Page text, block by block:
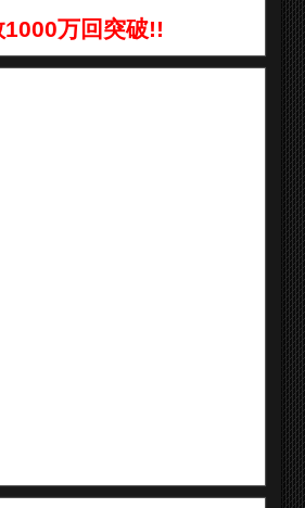
1000万回突破!!